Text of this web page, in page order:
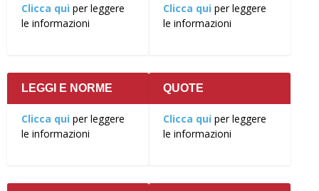
Clicca qui per leggere
le informazioni
Clicca qui per leggere
le informazioni
LEGGI E NORME
Clicca qui per leggere
le informazioni
QUOTE
Clicca qui per leggere
le informazioni